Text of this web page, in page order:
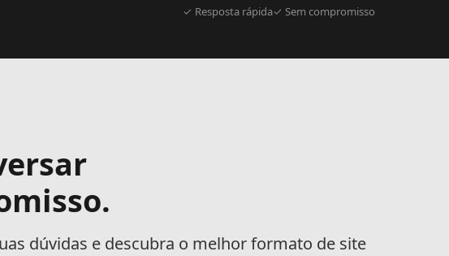
✓ Resposta rápida✓ Sem compromisso
dúvidas e descubra o melhor formato de site